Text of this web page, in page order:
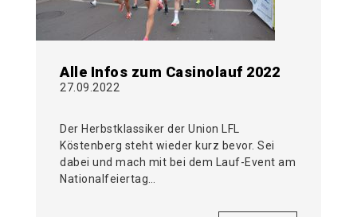
Alle Infos zum Casinolauf 2022
27.09.2022
Der Herbstklassiker der Union LFL
Köstenberg steht wieder kurz bevor. Sei
dabei und mach mit bei dem Lauf-Event am
Nationalfeiertag…